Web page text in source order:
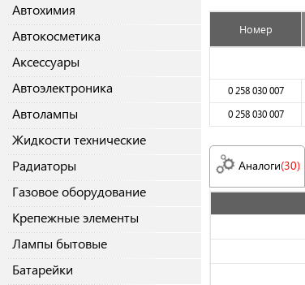
Автохимия
Автокосметика
Аксессуары
Автоэлектроника
Автолампы
Жидкости технические
Радиаторы
Газовое оборудование
Крепежные элементы
Лампы бытовые
Батарейки
Номер
0 258 030 007
0 258 030 007
Аналоги(30)